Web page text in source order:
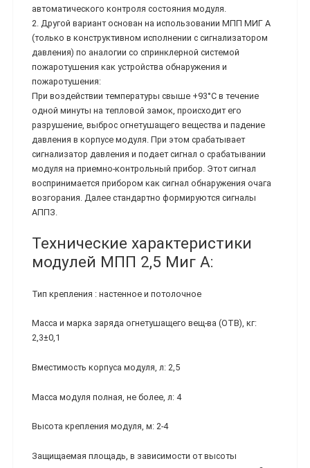
автоматического контроля состояния модуля.
2. Другой вариант основан на использовании МПП МИГ А
(только в конструктивном исполнении с сигнализатором
давления) по аналогии со спринклерной системой
пожаротушения как устройства обнаружения и
пожаротушения:
При воздействии температуры свыше +93°С в течение
одной минуты на тепловой замок, происходит его
разрушение, выброс огнетушащего вещества и падение
давления в корпусе модуля. При этом срабатывает
сигнализатор давления и подает сигнал о срабатывании
модуля на приемно-контрольный прибор. Этот сигнал
воспринимается прибором как сигнал обнаружения очага
возгорания. Далее стандартно формируются сигналы
АППЗ.
Технические характеристики
модулей МПП 2,5 Миг А:
Тип крепления : настенное и потолочное
Масса и марка заряда огнетушащего вещ-ва (ОТВ), кг:
2,3±0,1
Вместимость корпуса модуля, л: 2,5
Масса модуля полная, не более, л: 4
Высота крепления модуля, м: 2-4
Защищаемая площадь, в зависимости от высоты